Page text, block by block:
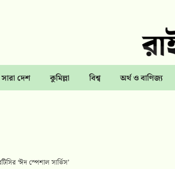
সারা দেশ কুমিল্লা বিশ্ব অর্থ ও বাণিজ্য
‘ঈদ স্পেশাল সার্ভিস’